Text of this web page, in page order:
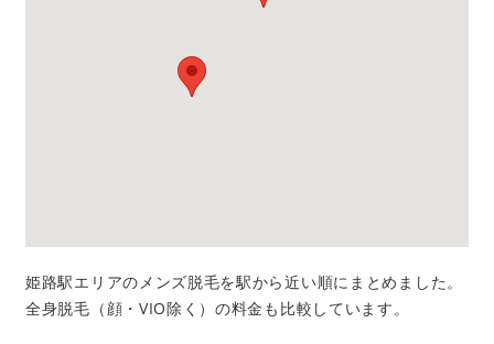
姫路駅エリアのメンズ脱毛を駅から近い順にまとめました。
全身脱毛（顔・VIO除く）の料金も比較しています。